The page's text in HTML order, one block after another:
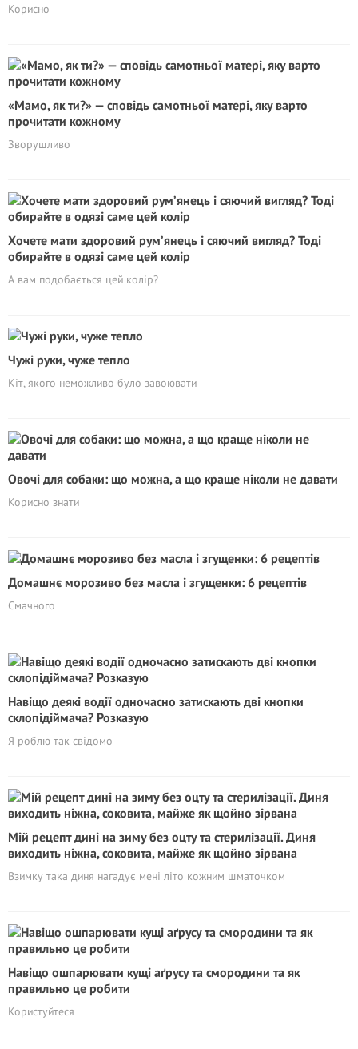
Корисно
«Мамо, як ти?» — сповідь самотньої матері, яку варто
прочитати кожному
Зворушливо
Хочете мати здоровий рум’янець і сяючий вигляд? Тоді
обирайте в одязі саме цей колір
А вам подобається цей колір?
Чужі руки, чуже тепло
Кіт, якого неможливо було завоювати
Овочі для собаки: що можна, а що краще ніколи не давати
Корисно знати
Домашнє морозиво без масла і згущенки: 6 рецептів
Смачного
Навіщо деякі водії одночасно затискають дві кнопки
склопідіймача? Розказую
Я роблю так свідомо
Мій рецепт дині на зиму без оцту та стерилізації. Диня
виходить ніжна, соковита, майже як щойно зірвана
Взимку така диня нагадує мені літо кожним шматочком
Навіщо ошпарювати кущі аґрусу та смородини та як
правильно це робити
Користуйтеся